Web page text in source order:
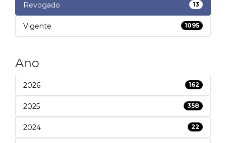
Revogado 13
Vigente 1095
Ano
2026 162
2025 358
2024 22